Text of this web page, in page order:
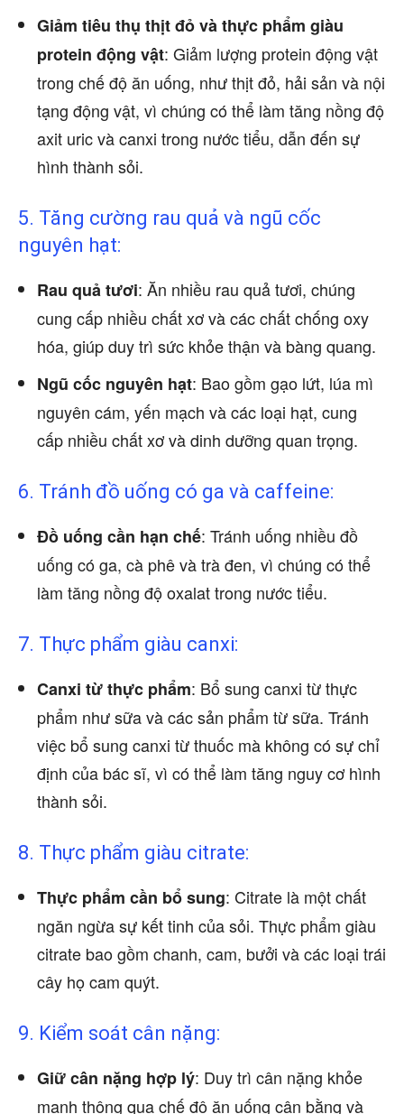
Giảm tiêu thụ thịt đỏ và thực phẩm giàu
protein động vật: Giảm lượng protein động vật
trong chế độ ăn uống, như thịt đỏ, hải sản và nội
tạng động vật, vì chúng có thể làm tăng nồng độ
axit uric và canxi trong nước tiểu, dẫn đến sự
hình thành sỏi.
5. Tăng cường rau quả và ngũ cốc
nguyên hạt:
Rau quả tươi: Ăn nhiều rau quả tươi, chúng
cung cấp nhiều chất xơ và các chất chống oxy
hóa, giúp duy trì sức khỏe thận và bàng quang.
Ngũ cốc nguyên hạt: Bao gồm gạo lứt, lúa mì
nguyên cám, yến mạch và các loại hạt, cung
cấp nhiều chất xơ và dinh dưỡng quan trọng.
6. Tránh đồ uống có ga và caffeine:
Đồ uống cần hạn chế: Tránh uống nhiều đồ
uống có ga, cà phê và trà đen, vì chúng có thể
làm tăng nồng độ oxalat trong nước tiểu.
7. Thực phẩm giàu canxi:
Canxi từ thực phẩm: Bổ sung canxi từ thực
phẩm như sữa và các sản phẩm từ sữa. Tránh
việc bổ sung canxi từ thuốc mà không có sự chỉ
định của bác sĩ, vì có thể làm tăng nguy cơ hình
thành sỏi.
8. Thực phẩm giàu citrate:
Thực phẩm cần bổ sung: Citrate là một chất
ngăn ngừa sự kết tinh của sỏi. Thực phẩm giàu
citrate bao gồm chanh, cam, bưởi và các loại trái
cây họ cam quýt.
9. Kiểm soát cân nặng:
Giữ cân nặng hợp lý: Duy trì cân nặng khỏe
mạnh thông qua chế độ ăn uống cân bằng và